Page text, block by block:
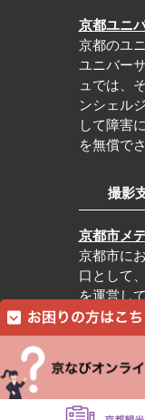
京都ユニ
京都のユ
ユニバー
ュでは、
ンシェル
して障害
を無償で
撮影
京都市メ
京都市に
口として
を運営し
c Kyoto City
※本ホームペ
※本ホーム